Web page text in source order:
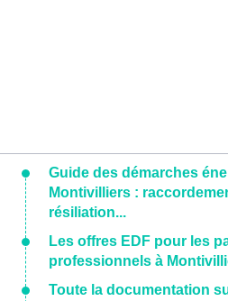
Guide des démarches
Montivilliers :
résiliation...
Les offres EDF pour les
professionnels à
Toute la documentation